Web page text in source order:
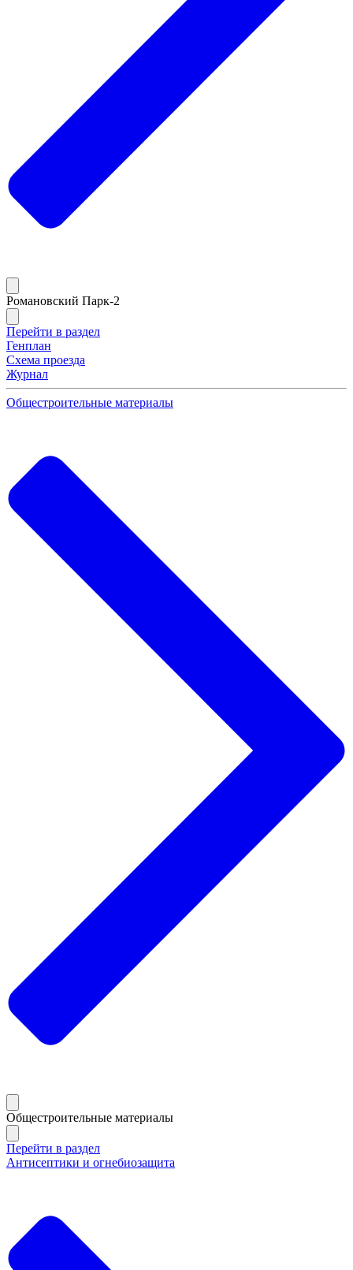
Романовский Парк-2
Перейти в раздел
Генплан
Схема проезда
Журнал
Общестроительные материалы
Общестроительные материалы
Перейти в раздел
Антисептики и огнебиозащита